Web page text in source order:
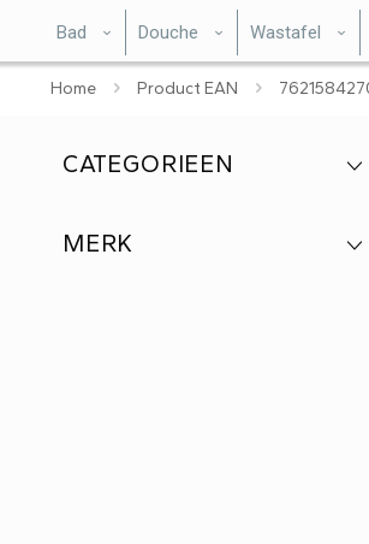
Bad Douche Wastafel
Home Product EAN
CATEGORIEEN
MERK